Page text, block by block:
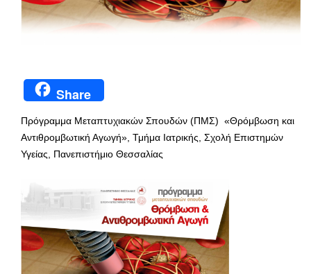
Share
Πρόγραμμα Μεταπτυχιακών Σπουδών (ΠΜΣ) «Θρόμβωση και
Αντιθρομβωτική Αγωγή», Τμήμα Ιατρικής, Σχολή Επιστημών
Υγείας, Πανεπιστήμιο Θεσσαλίας